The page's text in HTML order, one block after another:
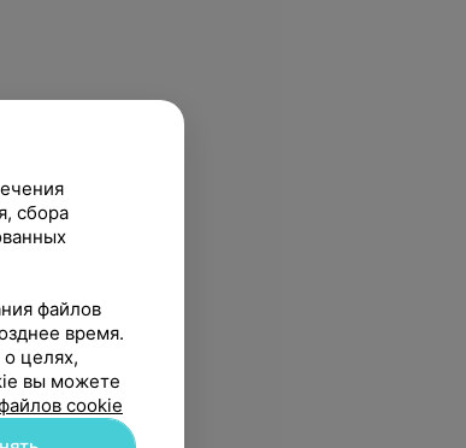
сбора
файлов
время.
целях,
вы можете
cookie